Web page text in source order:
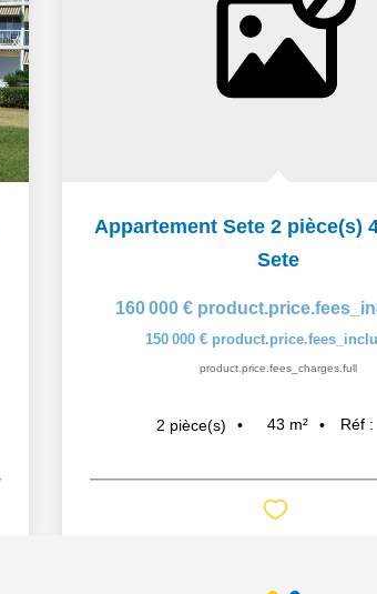
Appartement Sete 2 pièce(s)
Sete
160 000 €
150 000 €
product.price.fees_charges.full
2 pièce(s) 43 m² Réf :